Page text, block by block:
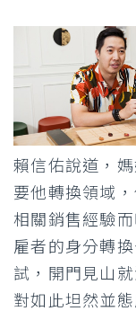
賴信佑說道，
要他轉換領域
相關銷售經驗
雇者的身分轉
試，開門見山
對如此坦然並